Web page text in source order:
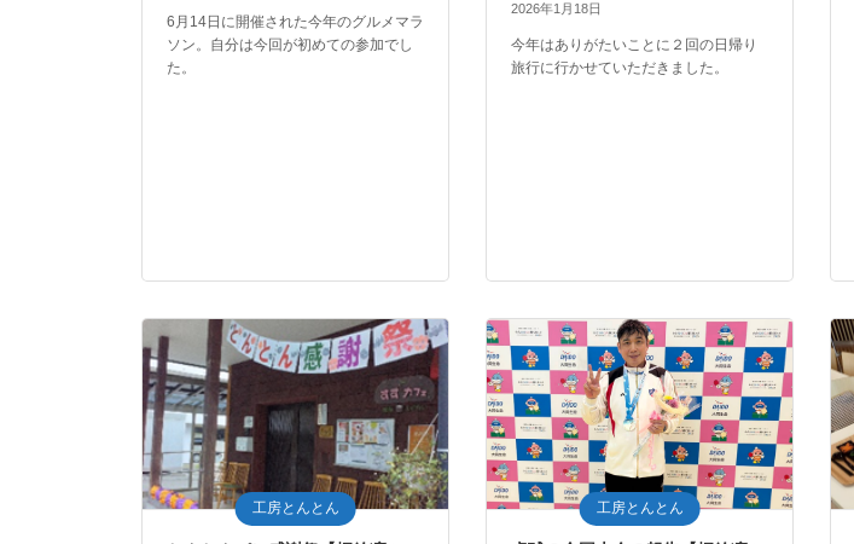
6月14日に開催された今年のグルメマラ
ソン。自分は今回が初めての参加でし
た。
2026年1月18日
今年はありがたいことに２回の日帰り
旅行に行かせていただきました。
工房とんとん 工房とんとん